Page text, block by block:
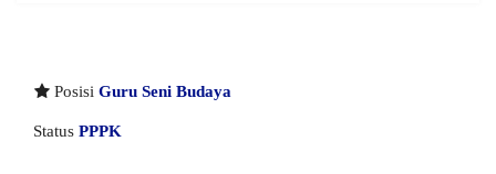
Posisi Guru Seni Budaya
Status PPPK